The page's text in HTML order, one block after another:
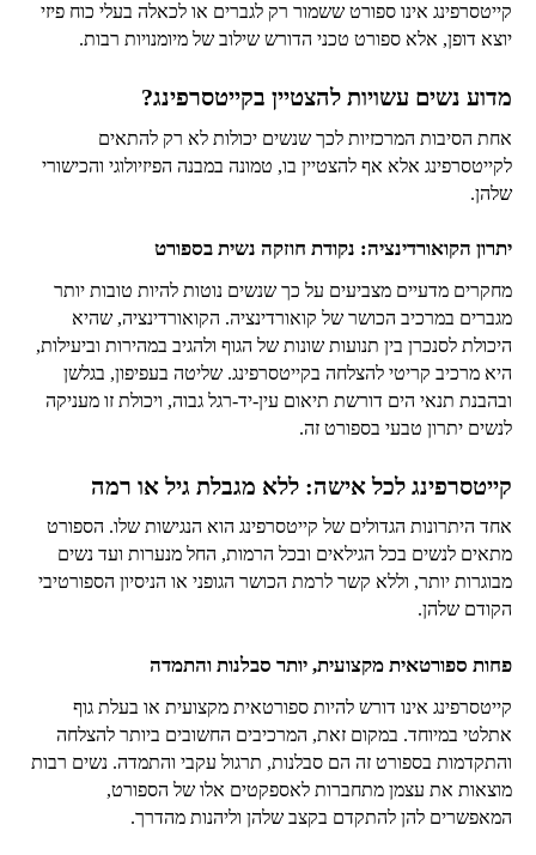
קייטסרפינג אינו ספורט ששמור רק לגברים או לכאלה בעלי כוח פיזי
יוצא דופן, אלא ספורט טכני הדורש שילוב של מיומנויות רבות.
מדוע נשים עשויות להצטיין בקייטסרפינג?
אחת הסיבות המרכזיות לכך שנשים יכולות לא רק להתאים
לקייטסרפינג אלא אף להצטיין בו, טמונה במבנה הפיזיולוגי והכישורי
שלהן.
יתרון הקואורדינציה: נקודת חוזקה נשית בספורט
מחקרים מדעיים מצביעים על כך שנשים נוטות להיות טובות יותר
מגברים במרכיב הכושר של קואורדינציה. הקואורדינציה, שהיא
היכולת לסנכרן בין תנועות שונות של הגוף ולהגיב במהירות וביעילות,
היא מרכיב קריטי להצלחה בקייטסרפינג. שליטה בעפיפון, בגלשן
ובהבנת תנאי הים דורשת תיאום עין-יד-רגל גבוה, ויכולת זו מעניקה
לנשים יתרון טבעי בספורט זה.
קייטסרפינג לכל אישה: ללא מגבלת גיל או רמה
אחד היתרונות הגדולים של קייטסרפינג הוא הנגישות שלו. הספורט
מתאים לנשים בכל הגילאים ובכל הרמות, החל מנערות ועד נשים
מבוגרות יותר, וללא קשר לרמת הכושר הגופני או הניסיון הספורטיבי
הקודם שלהן.
פחות ספורטאית מקצועית, יותר סבלנות והתמדה
קייטסרפינג אינו דורש להיות ספורטאית מקצועית או בעלת גוף
אתלטי במיוחד. במקום זאת, המרכיבים החשובים ביותר להצלחה
והתקדמות בספורט זה הם סבלנות, תרגול עקבי והתמדה. נשים רבות
מוצאות את עצמן מתחברות לאספקטים אלו של הספורט,
המאפשרים להן להתקדם בקצב שלהן וליהנות מהדרך.